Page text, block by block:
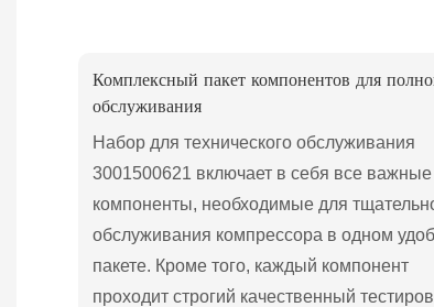
Комплексный пакет компонентов для
обслуживания
Набор для технического обслуживания
3001500621 включает в себя все важные
компоненты, необходимые для
обслуживания компрессора в одном
пакете. Кроме того, каждый компонент
проходит строгий качественный